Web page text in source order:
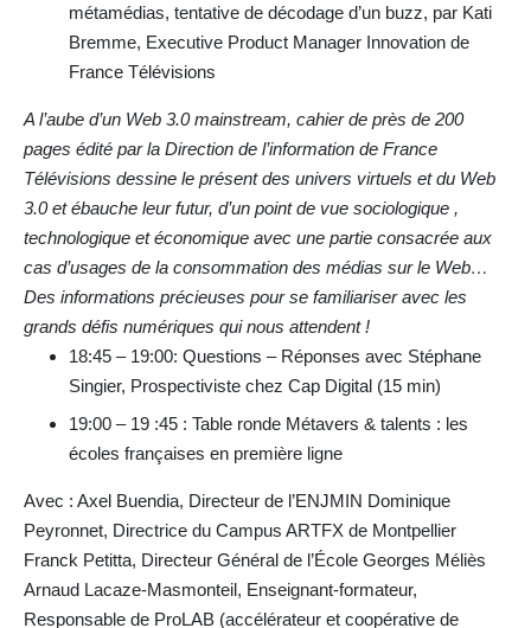
métamédias, tentative de décodage d’un buzz, par Kati
Bremme, Executive Product Manager Innovation de
France Télévisions
A l’aube d’un Web 3.0 mainstream, cahier de près de 200
pages édité par la Direction de l’information de France
Télévisions dessine le présent des univers virtuels et du Web
3.0 et ébauche leur futur, d’un point de vue sociologique ,
technologique et économique avec une partie consacrée aux
cas d’usages de la consommation des médias sur le Web…
Des informations précieuses pour se familiariser avec les
grands défis numériques qui nous attendent !
18:45 – 19:00: Questions – Réponses avec Stéphane
Singier, Prospectiviste chez Cap Digital (15 min)
19:00 – 19 :45 : Table ronde Métavers & talents : les
écoles françaises en première ligne
Avec : Axel Buendia, Directeur de l’ENJMIN Dominique
Peyronnet, Directrice du Campus ARTFX de Montpellier
Franck Petitta, Directeur Général de l’École Georges Méliès
Arnaud Lacaze-Masmonteil, Enseignant-formateur,
Responsable de ProLAB (accélérateur et coopérative de